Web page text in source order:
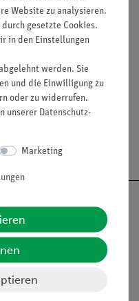
Website zu analysieren.
gesetzte Cookies.
in den Einstellungen
werden. Sie
und die Einwilligung zu
oder zu widerrufen.
unserer Daten­schutz­
Marketing